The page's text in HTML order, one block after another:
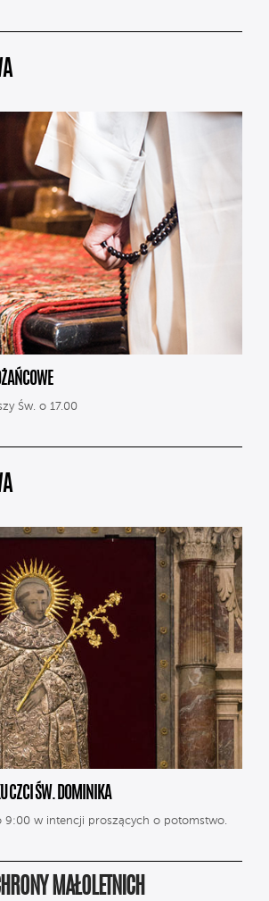
Św. o 17.00
CZCI ŚW. DOMINIKA
9:00 w intencji proszących o potomstwo.
MAŁOLETNICH